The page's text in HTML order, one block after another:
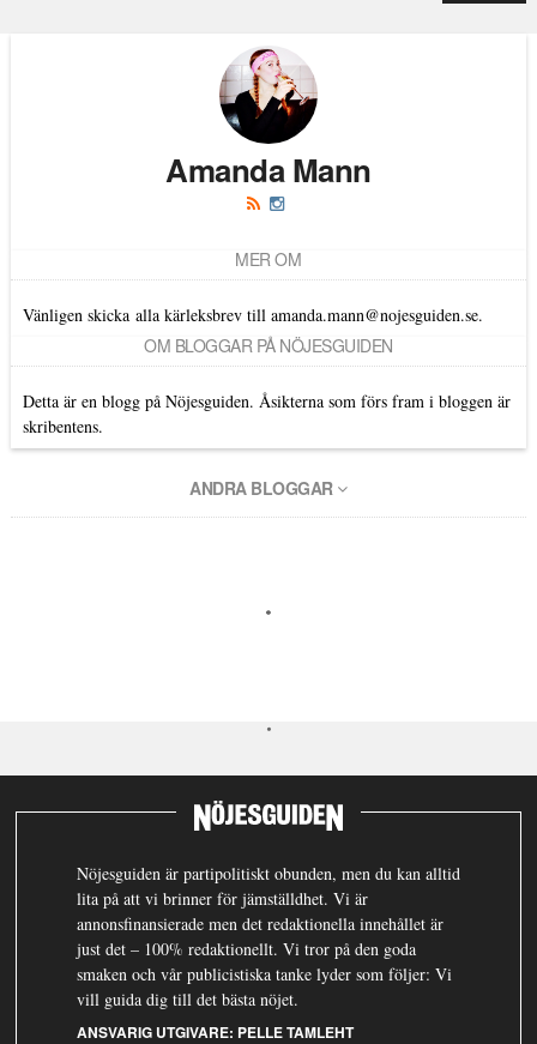
Amanda Mann
MER OM
Vänligen skicka alla kärleksbrev till amanda.mann@nojesguiden.se.
OM BLOGGAR PÅ NÖJESGUIDEN
Detta är en blogg på Nöjesguiden. Åsikterna som förs fram i bloggen är
skribentens.
ANDRA BLOGGAR
Nöjesguiden är partipolitiskt obunden, men du kan alltid
lita på att vi brinner för jämställdhet. Vi är
annonsfinansierade men det redaktionella innehållet är
just det – 100% redaktionellt. Vi tror på den goda
smaken och vår publicistiska tanke lyder som följer: Vi
vill guida dig till det bästa nöjet.
ANSVARIG UTGIVARE: PELLE TAMLEHT